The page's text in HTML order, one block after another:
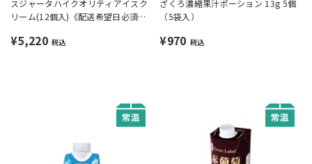
スジャータハイクオリティアイスク
リーム(12個入)《配送希望日必須※
¥5,220 税込
ざくろ濃縮果汁ポーション 13g 5個
（5袋入）
¥970 税込